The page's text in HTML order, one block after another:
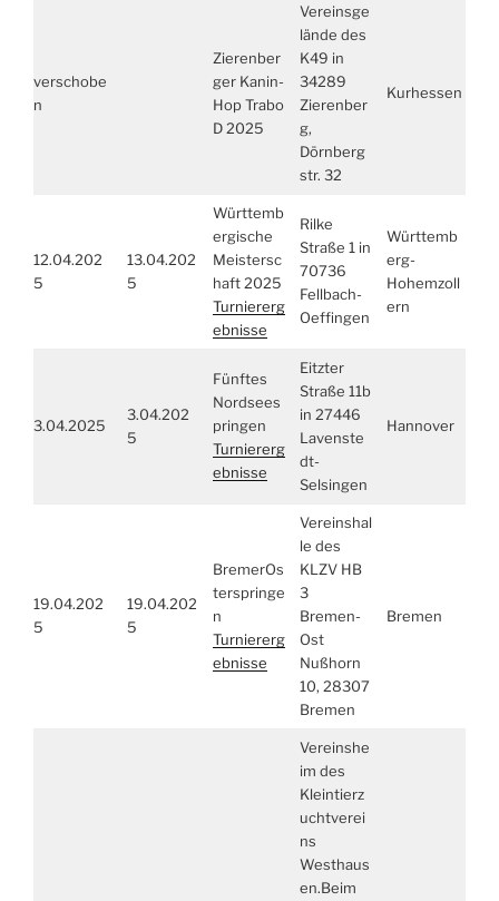
verschobe
n
Zierenber
ger Kanin-
Hop Trabo
D 2025
Vereinsge
lände des
K49 in
34289
Zierenber
g,
Dörnberg
str. 32
Kurhessen
12.04.202
5
13.04.202
5
Württemb
ergische
Meistersc
haft 2025
Turniererg
ebnisse
Rilke
Straße 1 in
70736
Fellbach-
Oeffingen
Württemb
erg-
Hohemzoll
ern
3.04.2025
3.04.202
5
Fünftes
Nordsees
pringen
Turniererg
ebnisse
Eitzter
Straße 11b
in 27446
Lavenste
dt-
Selsingen
Hannover
19.04.202
5
19.04.202
5
BremerOs
terspringe
n
Turniererg
ebnisse
Vereinshal
le des
KLZV HB
3
Bremen-
Ost
Nußhorn
10, 28307
Bremen
Bremen
Vereinshe
im des
Kleintierz
uchtverei
ns
Westhaus
en.Beim